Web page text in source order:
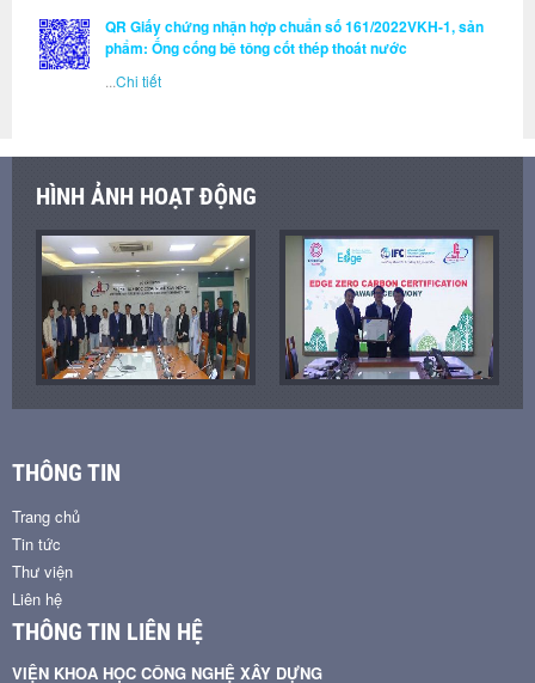
QR Giấy chứng nhận hợp chuẩn số 161/2022VKH-1, sản
phẩm: Ống cống bê tông cốt thép thoát nước
Chi tiết
HÌNH ẢNH HOẠT ĐỘNG
THÔNG TIN
Trang chủ
Tin tức
Thư viện
Liên hệ
THÔNG TIN LIÊN HỆ
VIỆN KHOA HỌC CÔNG NGHỆ XÂY DỰNG